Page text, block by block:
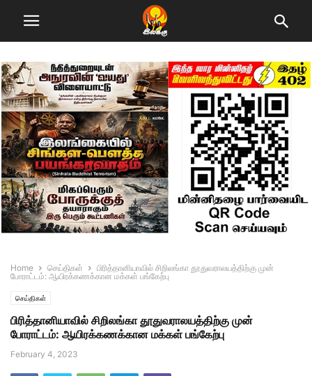
Home செய்திகள்
பிரித்தானியாவில் சிறிலங்கா தூதுவராலயத்திற்கு முன்
போராட்டம்: ஆயிரக்கணக்கான மக்கள் பங்கேற்பு
செய்திகள்
பிரித்தானியாவில் சிறிலங்கா தூதுவராலயத்திற்கு முன்
போராட்டம்: ஆயிரக்கணக்கான மக்கள் பங்கேற்பு
February 4, 2023